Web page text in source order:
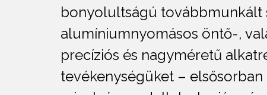
bonyolultságú továbbmunkált
alumíniumnyomásos öntő-,
precíziós és nagyméretű
tevékenységüket –